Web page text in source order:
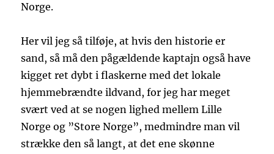
Norge.
Her vil jeg så tilføje, at hvis den historie er
sand, så må den pågældende kaptajn også have
kigget ret dybt i flaskerne med det lokale
hjemmebrændte ildvand, for jeg har meget
svært ved at se nogen lighed mellem Lille
Norge og ”Store Norge”, medmindre man vil
strække den så langt, at det ene skønne